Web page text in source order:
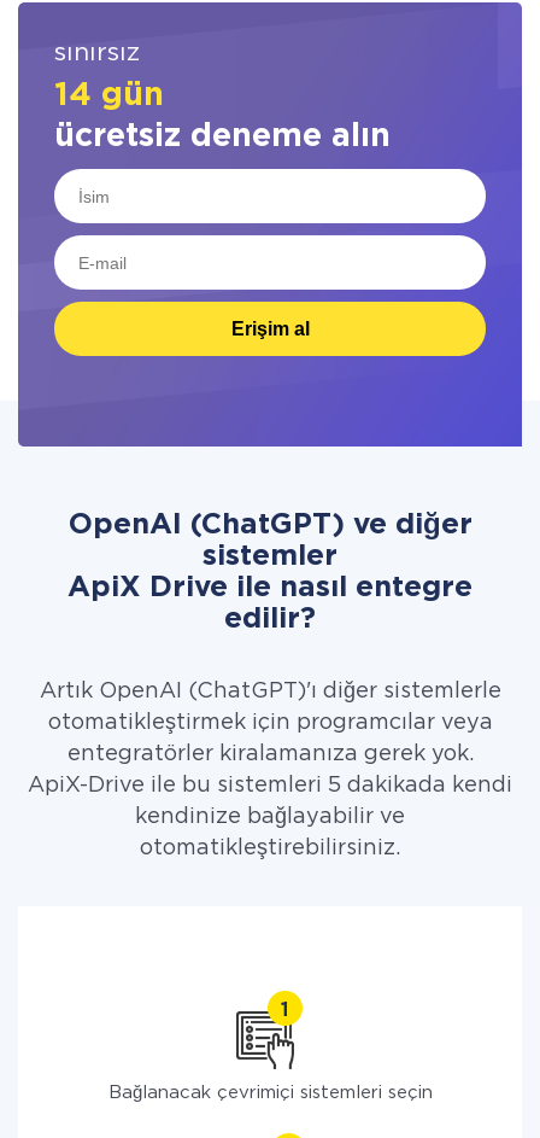
sınırsız
14 gün
ücretsiz deneme alın
Erişim al
OpenAI (ChatGPT) ve diğer
sistemler
ApiX Drive ile nasıl entegre
edilir?
Artık OpenAI (ChatGPT)'ı diğer sistemlerle
otomatikleştirmek için programcılar veya
entegratörler kiralamanıza gerek yok.
ApiX-Drive ile bu sistemleri 5 dakikada kendi
kendinize bağlayabilir ve
otomatikleştirebilirsiniz.
Bağlanacak çevrimiçi sistemleri seçin